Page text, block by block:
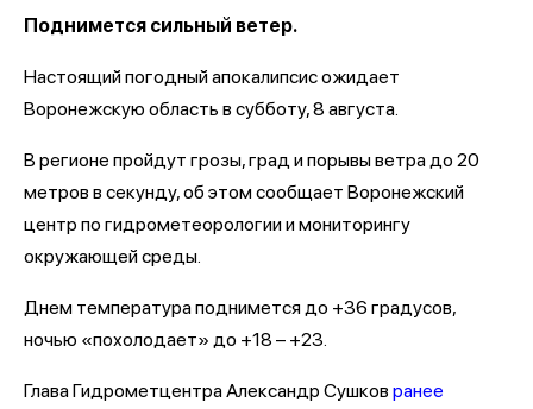
Поднимется сильный ветер.
Настоящий погодный апокалипсис ожидает
Воронежскую область в субботу, 8 августа.
В регионе пройдут грозы, град и порывы ветра до 20
метров в секунду, об этом сообщает Воронежский
центр по гидрометеорологии и мониторингу
окружающей среды.
Днем температура поднимется до +36 градусов,
ночью «похолодает» до +18 – +23.
Глава Гидрометцентра Александр Сушков ранее